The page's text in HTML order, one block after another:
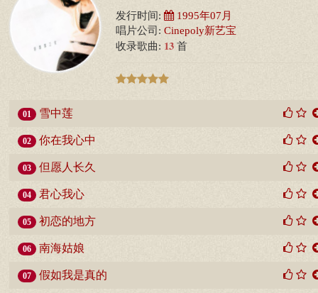
发行时间: 1995年07月
唱片公司: Cinepoly新艺宝
收录歌曲: 13 首
01 雪中莲
02 你在我心中
03 但愿人长久
04 君心我心
05 初恋的地方
06 南海姑娘
07 假如我是真的